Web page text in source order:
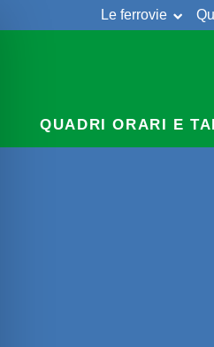
Le ferrovie
QUADRI ORARI E